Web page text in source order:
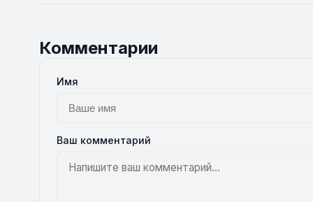
Комментарии
Имя
Ваш комментарий